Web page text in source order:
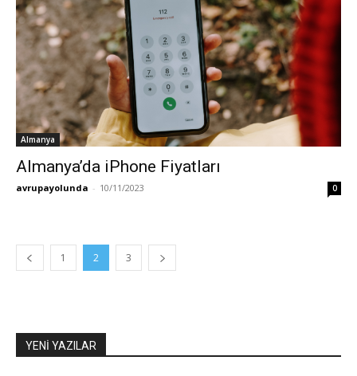
Almanya
Almanya’da iPhone Fiyatları
avrupayolunda - 10/11/2023 0
1 2 3
YENİ YAZILAR